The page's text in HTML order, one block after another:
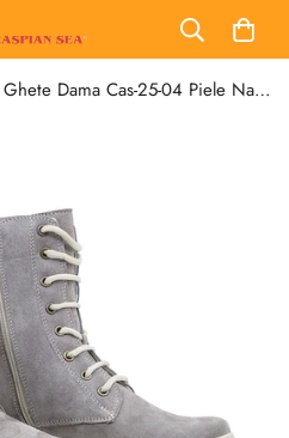
Ghete Dama Cas-25-04 Piele Naturala